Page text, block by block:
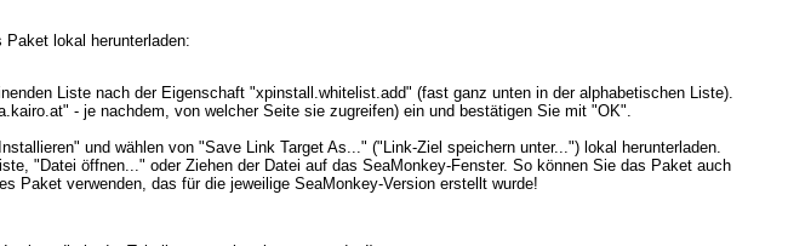
lokal herunterladen:
Liste nach der Eigenschaft "xpinstall.whitelist.add" (fast ganz unten in der alphabetischen Liste).
- je nachdem, von welcher Seite sie zugreifen) ein und bestätigen Sie mit "OK".
und wählen von "Save Link Target As..." ("Link-Ziel speichern unter...") lokal herunterladen.
"Datei öffnen..." oder Ziehen der Datei auf das SeaMonkey-Fenster. So können Sie das Paket auch
Paket verwenden, das für die jeweilige SeaMonkey-Version erstellt wurde!